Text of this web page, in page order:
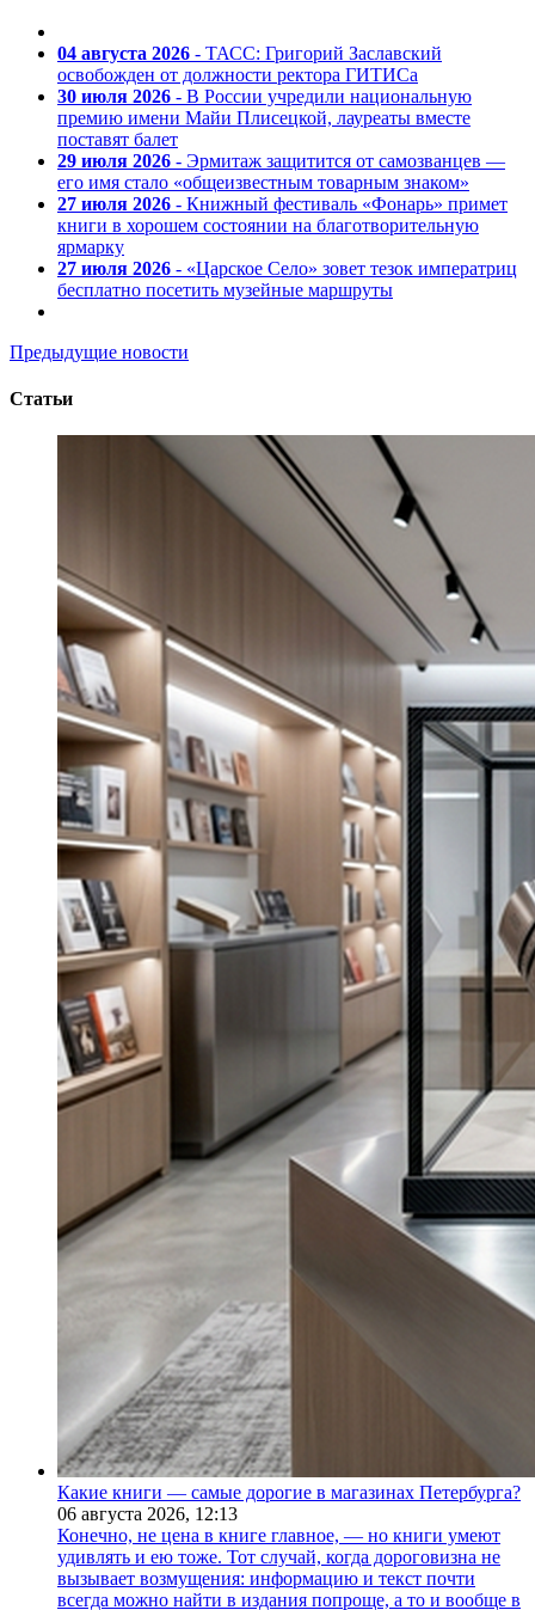
04 августа 2026 - ТАСС: Григорий Заславский
освобожден от должности ректора ГИТИСа
30 июля 2026 - В России учредили национальную
премию имени Майи Плисецкой, лауреаты вместе
поставят балет
29 июля 2026 - Эрмитаж защитится от самозванцев —
его имя стало «общеизвестным товарным знаком»
27 июля 2026 - Книжный фестиваль «Фонарь» примет
книги в хорошем состоянии на благотворительную
ярмарку
27 июля 2026 - «Царское Село» зовет тезок императриц
бесплатно посетить музейные маршруты
Предыдущие новости
Статьи
Какие книги — самые дорогие в магазинах Петербурга?
06 августа 2026, 12:13
Конечно, не цена в книге главное, — но книги умеют
удивлять и ею тоже. Тот случай, когда дороговизна не
вызывает возмущения: информацию и текст почти
всегда можно найти в издания попроще, а то и вообще в